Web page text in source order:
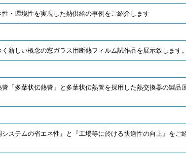
・環境性を実現した熱供給の事例をご紹介します
しい概念の窓ガラス用断熱フィルム試作品を展示致します。
「多葉状伝熱管」と多葉状伝熱管を採用した熱交換器の製品
ステムの省エネ性』と『工場等に於ける快適性の向上』をご